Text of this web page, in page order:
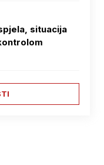
situacija